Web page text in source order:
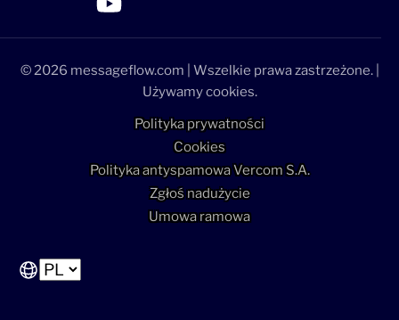
>Link do profilu LinkedIn
>Link do profilu Facebook
>Link do profilu YouTube
>Link do profilu YouTube
© 2026 messageflow.com | Wszelkie prawa zastrzeżone. |
Używamy cookies.
Polityka prywatności
Cookies
Polityka antyspamowa Vercom S.A.
Zgłoś nadużycie
Umowa ramowa